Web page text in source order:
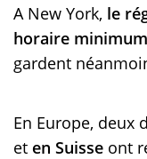
A New York, le
horaire minimum
gardent
En Europe, deux
et en Suisse ont